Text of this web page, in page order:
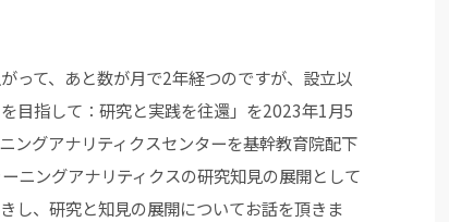
って、あと数が月で2年経つのですが、設立以
目指して：研究と実践を往還」を2023年1月5
ングアナリティクスセンターを基幹教育院配下
ニングアナリティクスの研究知見の展開として
し、研究と知見の展開についてお話を頂きま